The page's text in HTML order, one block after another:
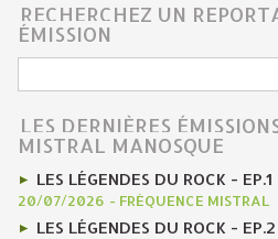
RECHERCHEZ UN
ÉMISSION
LES DERNIÈRES
MISTRAL MANOSQUE
LES LÉGENDES DU ROCK -
20/07/2026 - FRÉQUENCE MISTRAL
LES LÉGENDES DU ROCK -